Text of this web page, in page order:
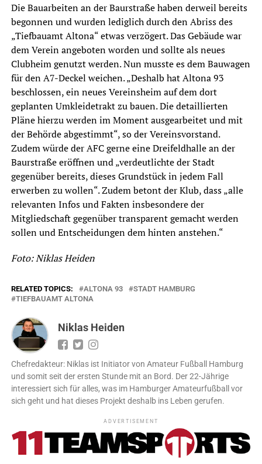
Die Bauarbeiten an der Baurstraße haben derweil bereits
begonnen und wurden lediglich durch den Abriss des
„Tiefbauamt Altona“ etwas verzögert. Das Gebäude war
dem Verein angeboten worden und sollte als neues
Clubheim genutzt werden. Nun musste es dem Bauwagen
für den A7-Deckel weichen. „Deshalb hat Altona 93
beschlossen, ein neues Vereinsheim auf dem dort
geplanten Umkleidetrakt zu bauen. Die detaillierten
Pläne hierzu werden im Moment ausgearbeitet und mit
der Behörde abgestimmt“, so der Vereinsvorstand.
Zudem würde der AFC gerne eine Dreifeldhalle an der
Baurstraße eröffnen und „verdeutlichte der Stadt
gegenüber bereits, dieses Grundstück in jedem Fall
erwerben zu wollen“. Zudem betont der Klub, dass „alle
relevanten Infos und Fakten insbesondere der
Mitgliedschaft gegenüber transparent gemacht werden
sollen und Entscheidungen dem hinten anstehen.“
Foto: Niklas Heiden
RELATED TOPICS: ALTONA 93
STADT HAMBURG
TIEFBAUAMT ALTONA
Niklas Heiden
Chefredakteur: Niklas ist Initiator von Amateur Fußball Hamburg
und somit seit der ersten Stunde mit an Bord. Der 22-Jährige
interessiert sich für alles, was im Hamburger Amateurfußball vor
sich geht und hat dieses Projekt deshalb ins Leben gerufen.
ADVERTISEMENT